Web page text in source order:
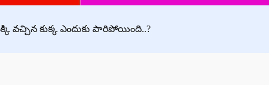
వచ్చిన కుక్క ఎందుకు పారిపోయింది..?